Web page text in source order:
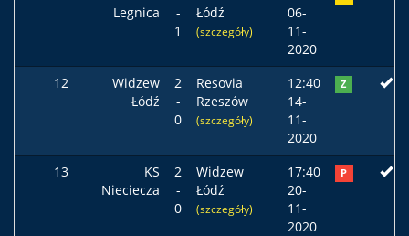
Legnica
-
1
Łódź
(szczegóły)
06-
11-
2020
12
Widzew
Łódź
2
-
0
Resovia
Rzeszów
(szczegóły)
12:40
14-
11-
2020
Z
13
KS
Nieciecza
2
-
0
Widzew
Łódź
(szczegóły)
17:40
20-
11-
2020
P